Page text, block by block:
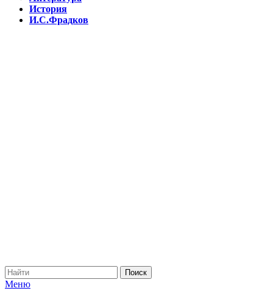
История
И.С.Фрадков
Меню